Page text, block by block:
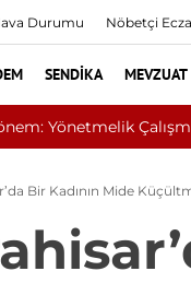
Durumu Nöbetçi
SENDIKA MEVZUAT
Sivilce Sandı, Cilt
Bir Kadının Mide